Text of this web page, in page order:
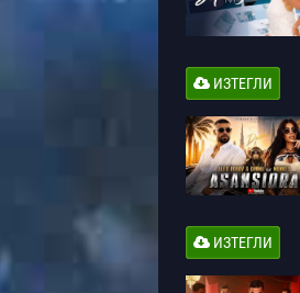
ИЗТЕГЛИ
ИЗТЕГЛИ